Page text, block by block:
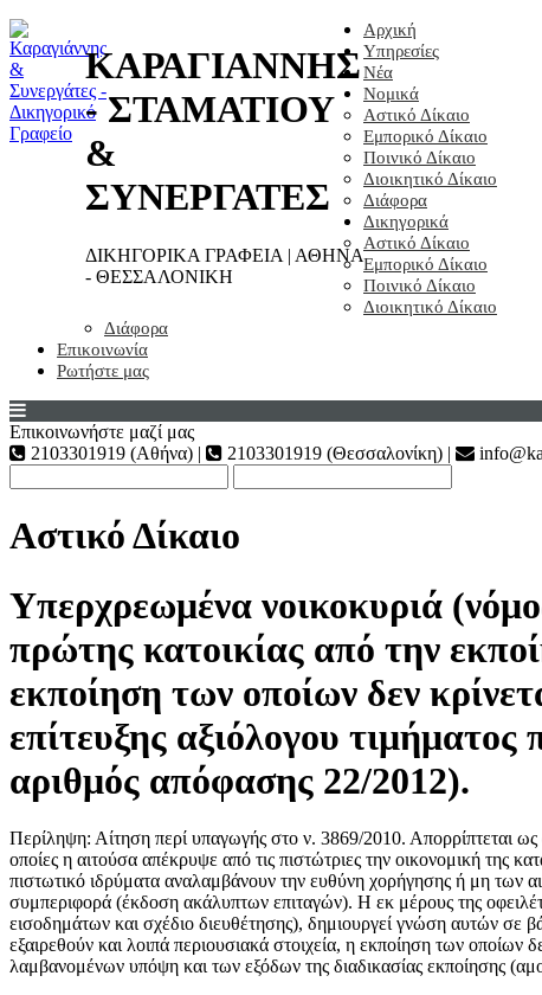
ΚΑΡΑΓΙΑΝΝΗΣ
- ΣΤΑΜΑΤΙΟΥ
&
ΣΥΝΕΡΓΑΤΕΣ
ΔΙΚΗΓΟΡΙΚΑ ΓΡΑΦΕΙΑ | ΑΘΗΝΑ
- ΘΕΣΣΑΛΟΝΙΚΗ
Αρχική
Υπηρεσίες
Νέα
Νομικά
Αστικό Δίκαιο
Εμπορικό Δίκαιο
Ποινικό Δίκαιο
Διοικητικό Δίκαιο
Διάφορα
Δικηγορικά
Αστικό Δίκαιο
Εμπορικό Δίκαιο
Ποινικό Δίκαιο
Διοικητικό Δίκαιο
Διάφορα
Επικοινωνία
Ρωτήστε μας
Επικοινωνήστε μαζί μας
2103301919 (Αθήνα) |
2103301919 (Θεσσαλονίκη) |
Αστικό Δίκαιο
Υπερχρεωμένα νοικοκυριά
πρώτης κατοικίας από την
εκποίηση των οποίων δεν
επίτευξης αξιόλογου
αριθμός απόφασης 22/2012).
Περίληψη: Αίτηση περί υπαγωγής στο ν. 3869/2010. Απορρίπτεται ως
οποίες η αιτούσα απέκρυψε από τις πιστώτριες την οικονομική της
πιστωτικό ιδρύματα αναλαμβάνουν την ευθύνη χορήγησης ή μη των
συμπεριφορά (έκδοση ακάλυπτων επιταγών). Η εκ μέρους της
εισοδημάτων και σχέδιο διευθέτησης), δημιουργεί γνώση αυτών σε
εξαιρεθούν και λοιπά περιουσιακά στοιχεία, η εκποίηση των οποίων
λαμβανομένων υπόψη και των εξόδων της διαδικασίας εκποίησης